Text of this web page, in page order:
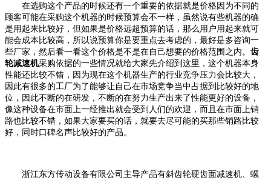
在选购这个产品的时候还有一个重要的依据就是价格因为不同的
顾客可能在采购这个机器的时候预算会不一样，虽然说有些机器的确
是用起来比较好，但如果是价格远超预算的话，那么用户用起来就可
能会成本比较高，所以说预算你是要重点去考虑的，最好是多咨询一
些厂家，然后看一看这个价格是不是在自己想要的价格范围之内。 齿
轮减速机采购依据的一些情况就给大家先介绍到这里，这个机器本身
性能还比较不错，因为现在这个机器生产的行业竞争压力会比较大，
因此有很多的工厂为了能够让自己在市场竞争当中占据到比较好的地
位，因此不断的在研发，不断的在努力生产出来了性能更好的设备，
像这种设备在市面上一经推出就会受到人们的欢迎，而且在市面上销
路也比较不错，如果大家要买的话，就要去尽可能的买那些销路比较
好，同时口碑名声比较好的产品。
浙江东方传动设备有限公司主导产品有斜齿轮硬齿面减速机、螺